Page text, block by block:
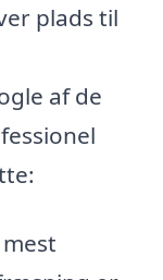
plads til
af de